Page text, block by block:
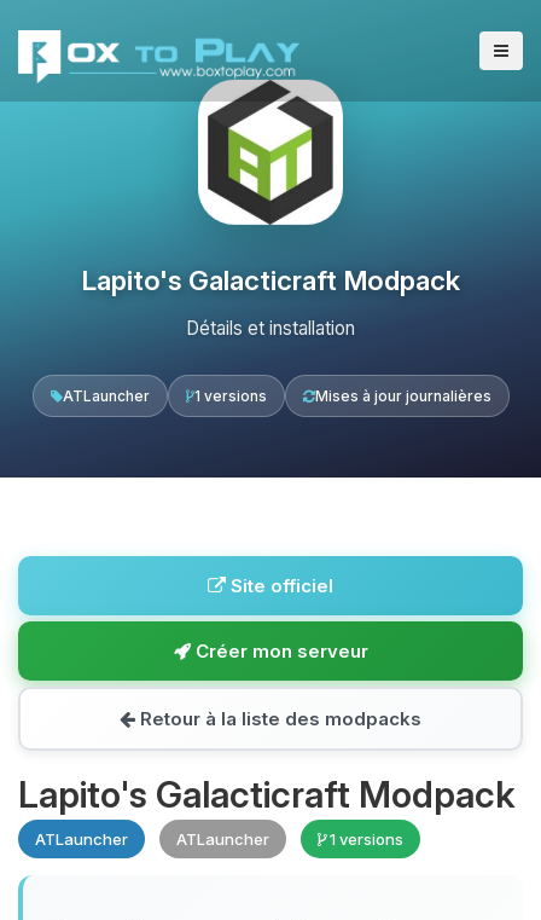
Lapito's Galacticraft Modpack
Détails et installation
ATLauncher 1 versions Mises à jour journalières
Site officiel
Créer mon serveur
Retour à la liste des modpacks
Lapito's Galacticraft Modpack
ATLauncher ATLauncher 1 versions